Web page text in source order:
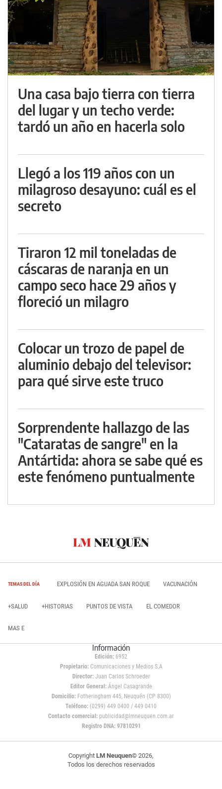
Una casa bajo tierra con tierra
del lugar y un techo verde:
tardó un año en hacerla solo
Llegó a los 119 años con un
milagroso desayuno: cuál es el
secreto
Tiraron 12 mil toneladas de
cáscaras de naranja en un
campo seco hace 29 años y
floreció un milagro
Colocar un trozo de papel de
aluminio debajo del televisor:
para qué sirve este truco
Sorprendente hallazgo de las
"Cataratas de sangre" en la
Antártida: ahora se sabe qué es
este fenómeno puntualmente
TEMAS DEL DÍA EXPLOSIÓN EN AGUADA SAN ROQUE VACUNACIÓN
+SALUD +HISTORIAS PUNTOS DE VISTA EL COMEDOR
MAS E
Información
Edición: 6952
Propietario:Comunicaciones y Medios S.A
Director: Juan Carlos Schroeder
Editor General:Ángel Casagrande
Domicilio:Fotheringham 445, Neuquén (CP 8300)
Teléfono: (0299) 449 0400 / 449 0410
Contacto comercial: publicidad@lmneuquen.com.ar
Registro DNA: 97810291
Copyright LM Neuquen© 2026,
Todos los derechos reservados